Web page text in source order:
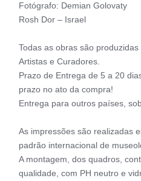
Fotógrafo: Demian Golovaty
Rosh Dor – Israel
Todas as obras são
Artistas e Curadores.
Prazo de Entrega de 5 a 20
prazo no ato da compra!
Entrega para outros países,
As impressões são realizadas
padrão internacional de
A montagem, dos quadros,
qualidade, com PH neutro e